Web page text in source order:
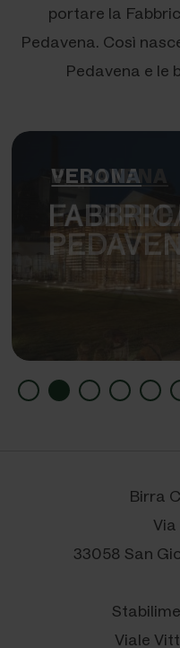
portare la
Pedavena. Così
Pedavena e le
VERONA
Birra
Via
33058 San
Viale